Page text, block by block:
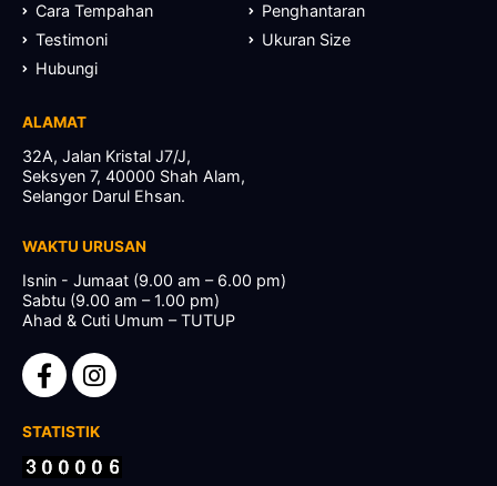
Cara Tempahan
Penghantaran
Testimoni
Ukuran Size
Hubungi
ALAMAT
32A, Jalan Kristal J7/J,
Seksyen 7, 40000 Shah Alam,
Selangor Darul Ehsan.
WAKTU URUSAN
Isnin - Jumaat (9.00 am – 6.00 pm)
Sabtu (9.00 am – 1.00 pm)
Ahad & Cuti Umum – TUTUP
STATISTIK